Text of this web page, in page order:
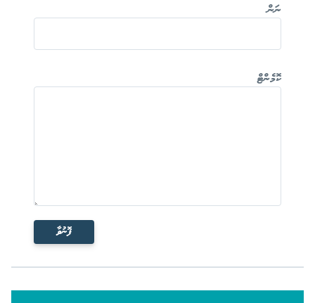
ނަން
ކޮމެންޓް
ފޮނުވާ